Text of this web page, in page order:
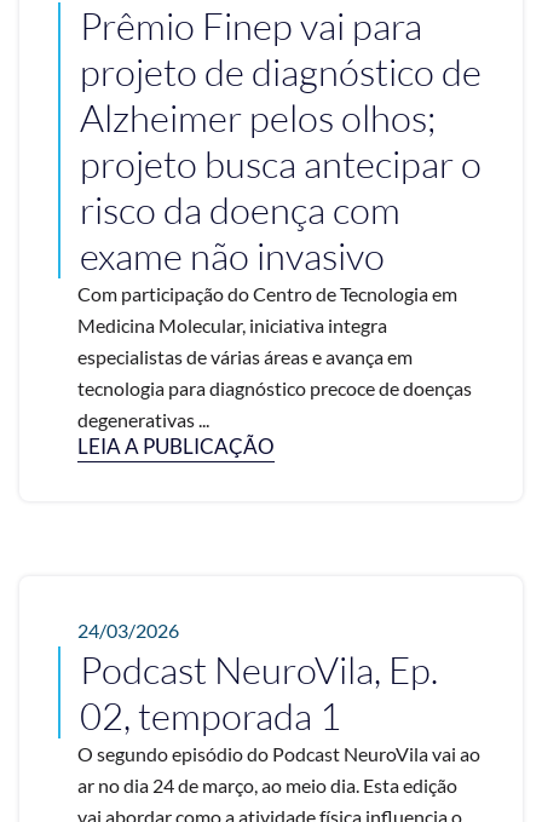
Prêmio Finep vai para
projeto de diagnóstico de
Alzheimer pelos olhos;
projeto busca antecipar o
risco da doença com
exame não invasivo
Com participação do Centro de Tecnologia em
Medicina Molecular, iniciativa integra
especialistas de várias áreas e avança em
tecnologia para diagnóstico precoce de doenças
degenerativas ...
LEIA A PUBLICAÇÃO
24/03/2026
Podcast NeuroVila, Ep.
02, temporada 1
O segundo episódio do Podcast NeuroVila vai ao
ar no dia 24 de março, ao meio dia. Esta edição
vai abordar como a atividade física influencia o